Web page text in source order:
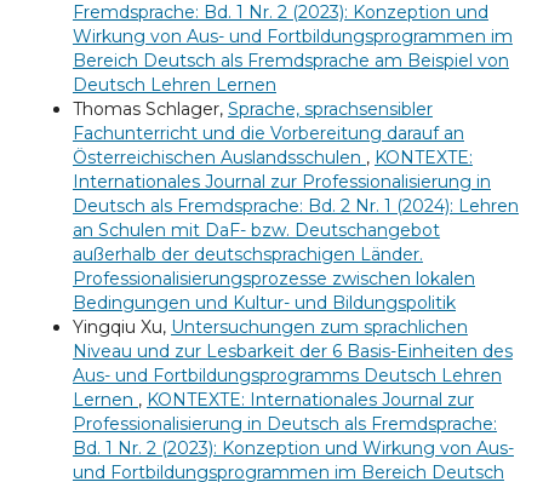
Fremdsprache: Bd. 1 Nr. 2 (2023): Konzeption und
Wirkung von Aus- und Fortbildungsprogrammen im
Bereich Deutsch als Fremdsprache am Beispiel von
Deutsch Lehren Lernen
Thomas Schlager, Sprache, sprachsensibler
Fachunterricht und die Vorbereitung darauf an
Österreichischen Auslandsschulen , KONTEXTE:
Internationales Journal zur Professionalisierung in
Deutsch als Fremdsprache: Bd. 2 Nr. 1 (2024): Lehren
an Schulen mit DaF- bzw. Deutschangebot
außerhalb der deutschsprachigen Länder.
Professionalisierungsprozesse zwischen lokalen
Bedingungen und Kultur- und Bildungspolitik
Yingqiu Xu, Untersuchungen zum sprachlichen
Niveau und zur Lesbarkeit der 6 Basis-Einheiten des
Aus- und Fortbildungsprogramms Deutsch Lehren
Lernen , KONTEXTE: Internationales Journal zur
Professionalisierung in Deutsch als Fremdsprache:
Bd. 1 Nr. 2 (2023): Konzeption und Wirkung von Aus-
und Fortbildungsprogrammen im Bereich Deutsch